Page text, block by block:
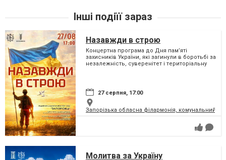
Інші подіїї зараз
Назавжди в строю
Концертна програма до Дня пам’яті
захисників України, які загинули в боротьбі за
незалежність, суверенітет і територіальну
27 серпня, 17:00
Запорізька обласна філармонія, комунальний
Молитва за Україну